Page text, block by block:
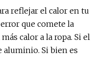
reflejar el calor en tu
que comete la
calor a la ropa. Si el
aluminio. Si bien es